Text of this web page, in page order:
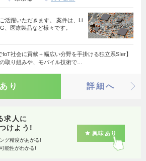
活躍いただきます。 案件は、Li
、医療製品など様々です。
IoT社会に貢献＋幅広い分野を手掛ける独立系SIer】
取り組みや、モバイル技術で…
り 詳細へ
求人に
けよう!
グ精度があがる!
能性がわかる!
興味あり